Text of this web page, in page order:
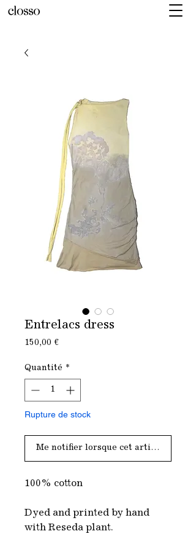
Entrelacs dress
150,00 €Prix
Quantité *
Rupture de stock
Me notifier lorsque cet article est
100% cotton
Dyed and printed by hand
with Reseda plant.